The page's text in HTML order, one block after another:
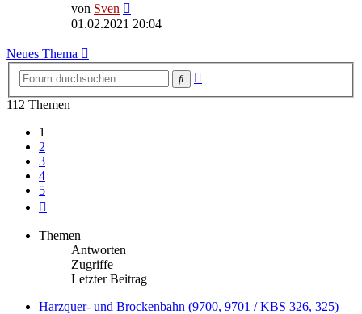
von Sven
Beitrag
01.02.2021 20:04
Neues Thema
Suche
112 Themen
1
2
3
4
5
Themen
Antworten
Zugriffe
Letzter Beitrag
Harzquer- und Brockenbahn (9700, 9701 / KBS 326, 325)